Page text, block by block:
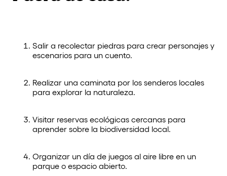
Salir a recolectar piedras para crear personajes y
escenarios para un cuento.
Realizar una caminata por los senderos locales
para explorar la naturaleza.
Visitar reservas ecológicas cercanas para
aprender sobre la biodiversidad local.
Organizar un día de juegos al aire libre en un
parque o espacio abierto.